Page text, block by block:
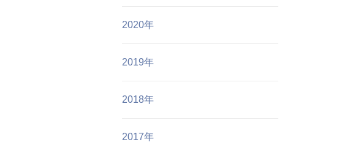
2020年
2019年
2018年
2017年